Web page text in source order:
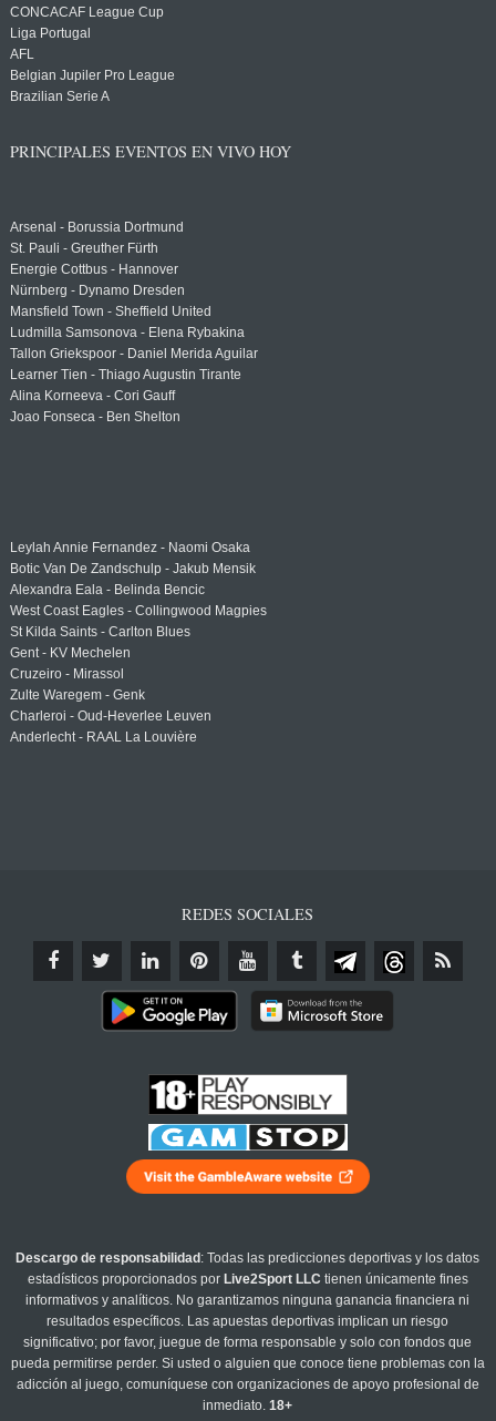
CONCACAF League Cup
Liga Portugal
AFL
Belgian Jupiler Pro League
Brazilian Serie A
PRINCIPALES EVENTOS EN VIVO HOY
Arsenal - Borussia Dortmund
St. Pauli - Greuther Fürth
Energie Cottbus - Hannover
Nürnberg - Dynamo Dresden
Mansfield Town - Sheffield United
Ludmilla Samsonova - Elena Rybakina
Tallon Griekspoor - Daniel Merida Aguilar
Learner Tien - Thiago Augustin Tirante
Alina Korneeva - Cori Gauff
Joao Fonseca - Ben Shelton
Leylah Annie Fernandez - Naomi Osaka
Botic Van De Zandschulp - Jakub Mensik
Alexandra Eala - Belinda Bencic
West Coast Eagles - Collingwood Magpies
St Kilda Saints - Carlton Blues
Gent - KV Mechelen
Cruzeiro - Mirassol
Zulte Waregem - Genk
Charleroi - Oud-Heverlee Leuven
Anderlecht - RAAL La Louvière
REDES SOCIALES
Descargo de responsabilidad : Todas las predicciones deportivas y los datos
estadísticos proporcionados por Live2Sport LLC tienen únicamente fines
informativos y analíticos. No garantizamos ninguna ganancia financiera ni
resultados específicos. Las apuestas deportivas implican un riesgo
significativo; por favor, juegue de forma responsable y solo con fondos que
pueda permitirse perder. Si usted o alguien que conoce tiene problemas con la
adicción al juego, comuníquese con organizaciones de apoyo profesional de
inmediato.18+